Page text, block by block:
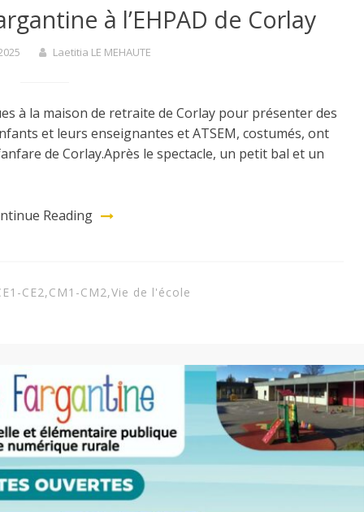
à l’EHPAD de Corlay
Laetitia LE MEHAUTE
à la maison de retraite de Corlay pour présenter des
et leurs enseignantes et ATSEM, costumés, ont
de Corlay.Après le spectacle, un petit bal et un
Reading
CE2,CM1-CM2,Vie de l'école